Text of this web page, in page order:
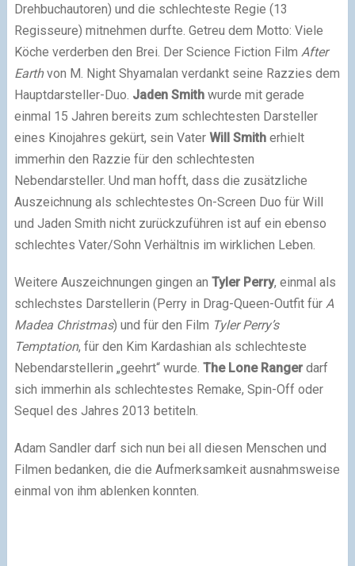
Drehbuchautoren) und die schlechteste Regie (13
Regisseure) mitnehmen durfte. Getreu dem Motto: Viele
Köche verderben den Brei. Der Science Fiction Film After
Earthvon M. Night Shyamalan verdankt seine Razzies dem
Hauptdarsteller-Duo. Jaden Smithwurde mit gerade
einmal 15 Jahren bereits zum schlechtesten Darsteller
eines Kinojahres gekürt, sein Vater Will Smitherhielt
immerhin den Razzie für den schlechtesten
Nebendarsteller. Und man hofft, dass die zusätzliche
Auszeichnung als schlechtestes On-Screen Duo für Will
und Jaden Smith nicht zurückzuführen ist auf ein ebenso
schlechtes Vater/Sohn Verhältnis im wirklichen Leben.
Weitere Auszeichnungen gingen an Tyler Perry, einmal als
schlechstes Darstellerin (Perry in Drag-Queen-Outfit für A
Madea Christmas) und für den Film Tyler Perry’s
Temptation, für den Kim Kardashian als schlechteste
Nebendarstellerin „geehrt“ wurde. The Lone Rangerdarf
sich immerhin als schlechtestes Remake, Spin-Off oder
Sequel des Jahres 2013 betiteln.
Adam Sandler darf sich nun bei all diesen Menschen und
Filmen bedanken, die die Aufmerksamkeit ausnahmsweise
einmal von ihm ablenken konnten.